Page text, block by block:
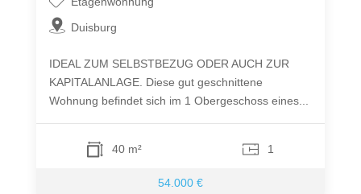
Duisburg
IDEAL ZUM SELBSTBEZUG ODER AUCH ZUR
KAPITALANLAGE. Diese gut geschnittene
Wohnung befindet sich im 1 Obergeschoss eines...
40 m² 1
54.000 €